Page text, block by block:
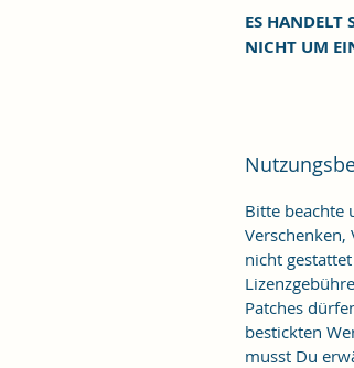
ES HANDELT
NICHT UM
Bitte beachte
nicht
Patches
bestickten
musst Du